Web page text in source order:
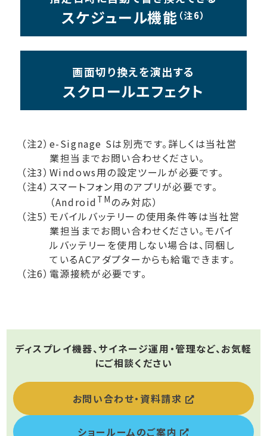
スケジュール機能 （注6）
画面切り換えを演出する
スクロールエフェクト
（注2）e-Signage Sは別売です。詳しくは当社営
業担当までお問い合わせください。
（注3）Windows用の設定ツールが必要です。
（注4）スマートフォン用のアプリが必要です。
（Android TMのみ対応）
（注5）モバイルバッテリーの使用条件等は当社営
業担当までお問い合わせください。モバイ
ルバッテリーを使用しない場合は、同梱し
ているACアダプターからも給電できます。
（注6）電源接続が必要です。
ディスプレイ機器、サイネージ運用・管理など、お気軽
にご相談ください
お問い合わせ・資料請求
ショールームのご案内